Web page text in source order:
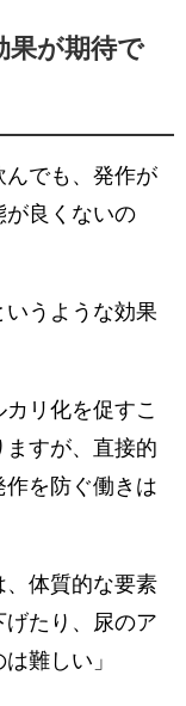
果が期待で
んでも、発作が
が良くないの
いうような効果
リ化を促すこ
ますが、直接的
を防ぐ働きは
、体質的な要素
げたり、尿のア
難しい」